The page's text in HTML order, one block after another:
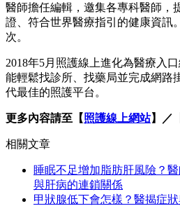
醫師擔任編輯，邀集各專科醫師，
證、符合世界醫療指引的健康資訊
次。
2018年5月照護線上進化為醫療入
能輕鬆找診所、找藥局並完成網路
代最佳的照護平台。
更多內容請至【照護線上網站】／
相關文章
睡眠不足增加脂肪肝風險？
與肝病的連鎖關係
甲狀腺低下會怎樣？醫揭症